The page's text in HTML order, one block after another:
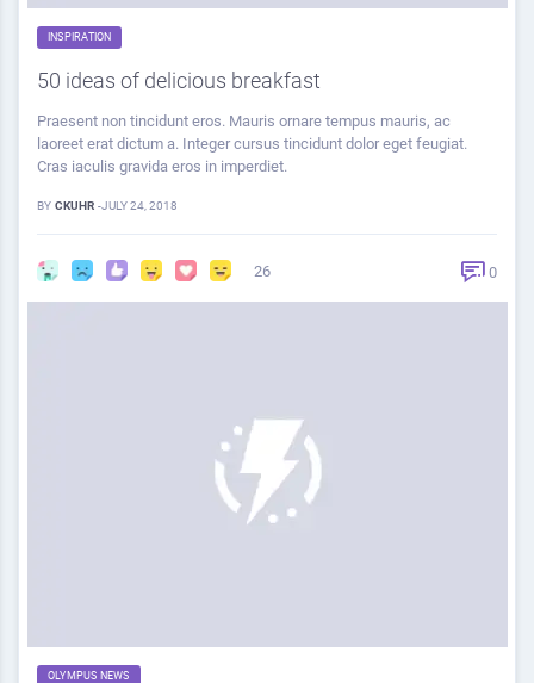
INSPIRATION
50 ideas of delicious breakfast
Praesent non tincidunt eros. Mauris ornare tempus mauris, ac
laoreet erat dictum a. Integer cursus tincidunt dolor eget feugiat.
Cras iaculis gravida eros in imperdiet.
BY CKUHR -JULY 24, 2018
26 0
OLYMPUS NEWS